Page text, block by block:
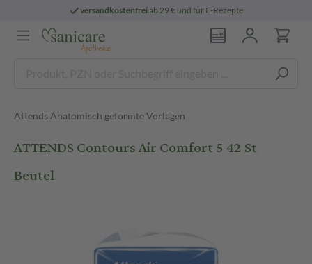
versandkostenfreiab 29 € und für E-Rezepte
Attends Anatomisch geformte Vorlagen
ATTENDS Contours Air Comfort 5 42 St
Beutel